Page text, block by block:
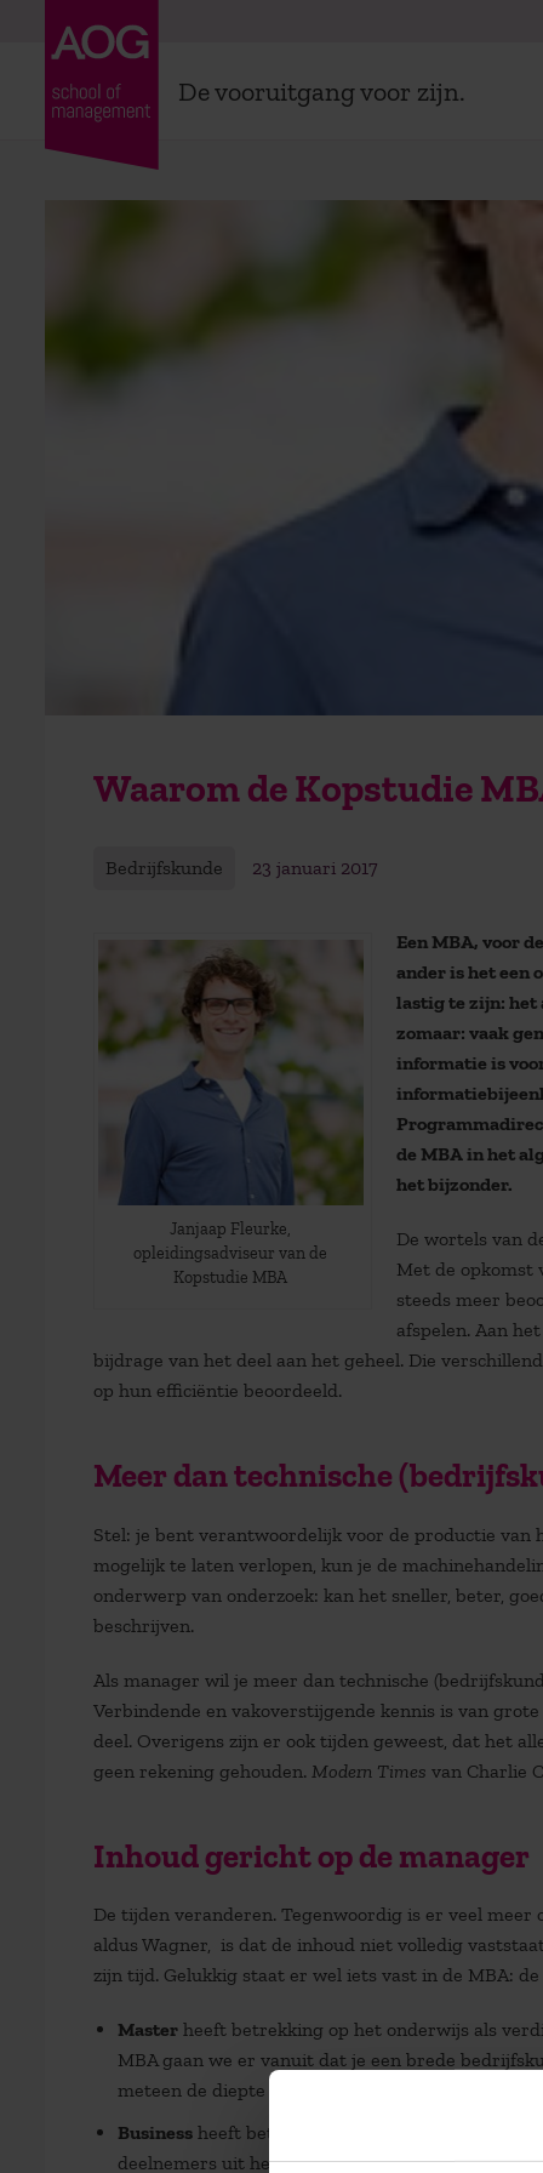
De vooruitgang voor zijn.
Waarom de Kopstudie
Bedrijfskunde 23 januari 2017
Janjaap Fleurke,
opleidingsadviseur van de
Kopstudie MBA
Een MBA, voor
ander is het een
lastig te zijn: het
zomaar: vaak
informatie is
de MBA in het
het bijzonder.
De wortels van
Met de opkomst
steeds meer
afspelen. Aan
bijdrage van het deel aan het geheel. Die
op hun efficiëntie beoordeeld.
Meer dan technische
Stel: je bent verantwoordelijk voor de productie van
mogelijk te laten verlopen, kun je de
onderwerp van onderzoek: kan het sneller, beter,
beschrijven.
Als manager wil je meer dan technische
Verbindende en vakoverstijgende kennis is van
deel. Overigens zijn er ook tijden geweest, dat het
geen rekening gehouden. Modern Times van Charlie
Inhoud gericht op de manager
De tijden veranderen. Tegenwoordig is er veel meer
aldus Wagner, is dat de inhoud niet volledig
zijn tijd. Gelukkig staat er wel iets vast in de MBA:
Master heeft betrekking op het onderwijs als
MBA gaan we er vanuit dat je een brede
meteen de diepte in.
Business heeft betrekking op bedrijvigheid in de
deelnemers uit het bedrijfsleven en uit de